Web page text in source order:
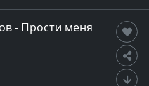
- Прости меня